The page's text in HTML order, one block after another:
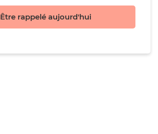
Être rappelé aujourd'hui